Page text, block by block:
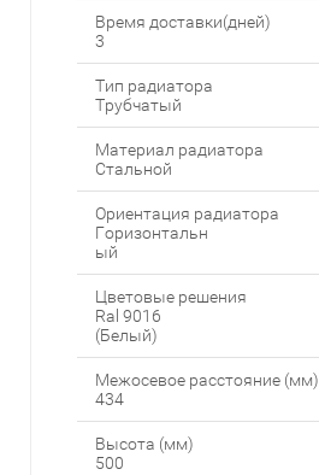
Время доставки(дней)
3
Тип радиатора
Трубчатый
Материал радиатора
Стальной
Ориентация радиатора
Горизонтальн
ый
Цветовые решения
Ral 9016
(Белый)
Межосевое расстояние (мм)
434
Высота (мм)
500